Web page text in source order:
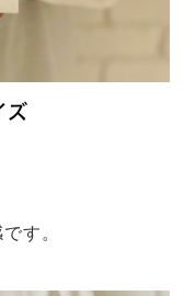
ズ
す。